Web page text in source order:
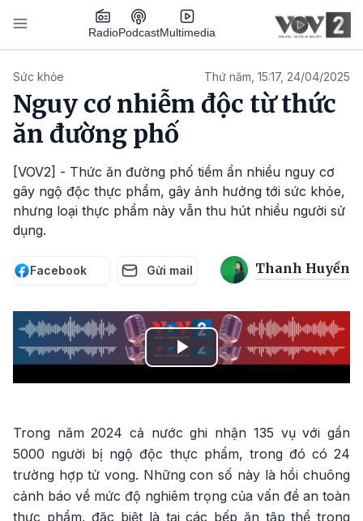
Nhảy đến nội dung
RadioPodcastMultimedia
Sức khỏe Thứ năm, 15:17, 24/04/2025
Nguy cơ nhiễm độc từ thức
ăn đường phố
[VOV2] - Thức ăn đường phố tiềm ẩn nhiều nguy cơ
gây ngộ độc thực phẩm, gây ảnh hưởng tới sức khỏe,
nhưng loại thực phẩm này vẫn thu hút nhiều người sử
dụng.
Facebook Gửi mail Thanh Huyền
Play
Trong năm 2024 cả nước ghi nhận 135 vụ với gần
5000 người bị ngộ độc thực phẩm, trong đó có 24
trường hợp tử vong. Những con số này là hồi chuông
cảnh báo về mức độ nghiêm trọng của vấn đề an toàn
thực phẩm, đặc biệt là tại các bếp ăn tập thể trong